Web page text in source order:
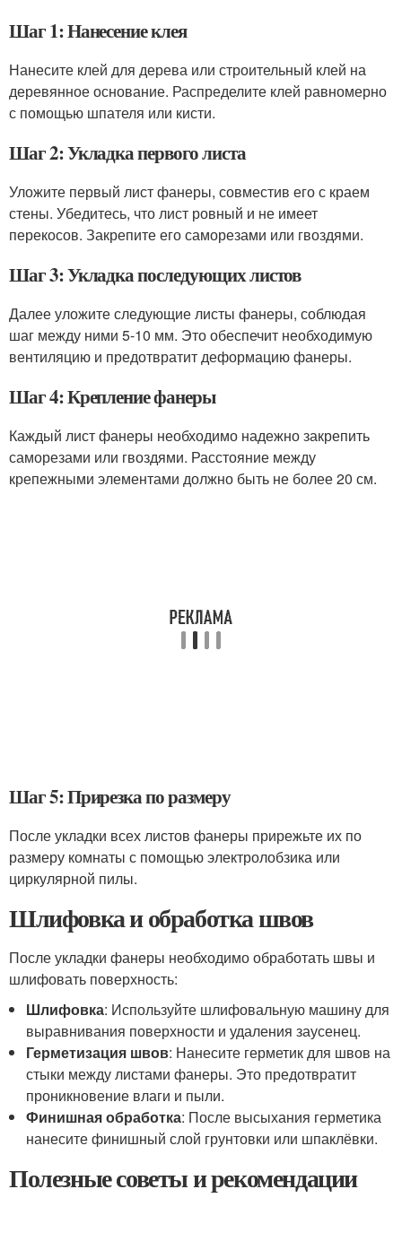
Шаг 1: Нанесение клея
Нанесите клей для дерева или строительный клей на
деревянное основание. Распределите клей равномерно
с помощью шпателя или кисти.
Шаг 2: Укладка первого листа
Уложите первый лист фанеры, совместив его с краем
стены. Убедитесь, что лист ровный и не имеет
перекосов. Закрепите его саморезами или гвоздями.
Шаг 3: Укладка последующих листов
Далее уложите следующие листы фанеры, соблюдая
шаг между ними 5-10 мм. Это обеспечит необходимую
вентиляцию и предотвратит деформацию фанеры.
Шаг 4: Крепление фанеры
Каждый лист фанеры необходимо надежно закрепить
саморезами или гвоздями. Расстояние между
крепежными элементами должно быть не более 20 см.
Шаг 5: Прирезка по размеру
После укладки всех листов фанеры прирежьте их по
размеру комнаты с помощью электролобзика или
циркулярной пилы.
Шлифовка и обработка швов
После укладки фанеры необходимо обработать швы и
шлифовать поверхность:
Шлифовка: Используйте шлифовальную машину для
выравнивания поверхности и удаления заусенец.
Герметизация швов: Нанесите герметик для швов на
стыки между листами фанеры. Это предотвратит
проникновение влаги и пыли.
Финишная обработка: После высыхания герметика
нанесите финишный слой грунтовки или шпаклёвки.
Полезные советы и рекомендации